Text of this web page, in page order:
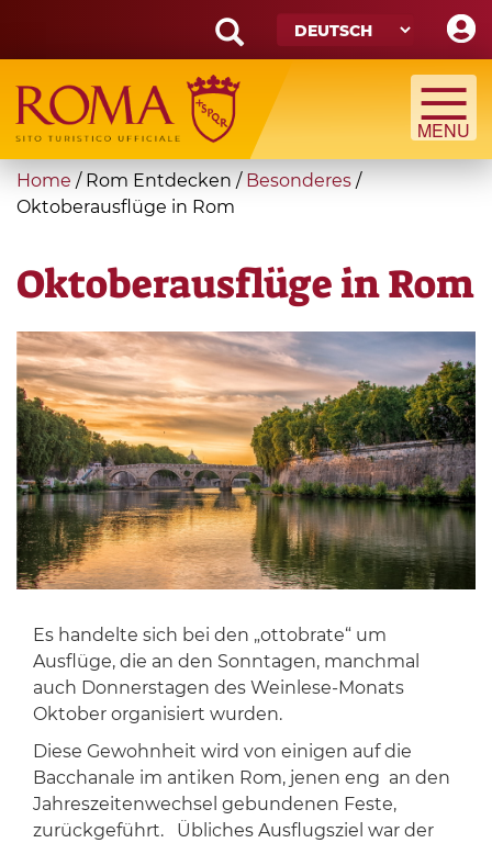
main
content
Search
form
Suche
You
are
Home / Rom Entdecken / Besonderes /
Oktoberausflüge in Rom
Oktoberausflüge in Rom
Es handelte sich bei den „ottobrate“ um
Ausflüge, die an den Sonntagen, manchmal
auch Donnerstagen des Weinlese-Monats
Oktober organisiert wurden.
Diese Gewohnheit wird von einigen auf die
Bacchanale im antiken Rom, jenen eng an den
Jahreszeitenwechsel gebundenen Feste,
zurückgeführt. Übliches Ausflugsziel war der